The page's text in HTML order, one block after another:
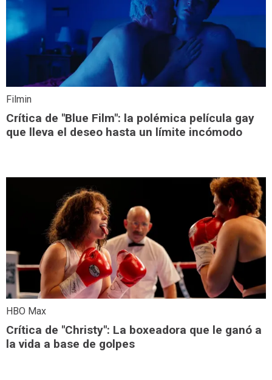
Filmin
Crítica de "Blue Film": la polémica película gay
que lleva el deseo hasta un límite incómodo
HBO Max
Crítica de "Christy": La boxeadora que le ganó a
la vida a base de golpes